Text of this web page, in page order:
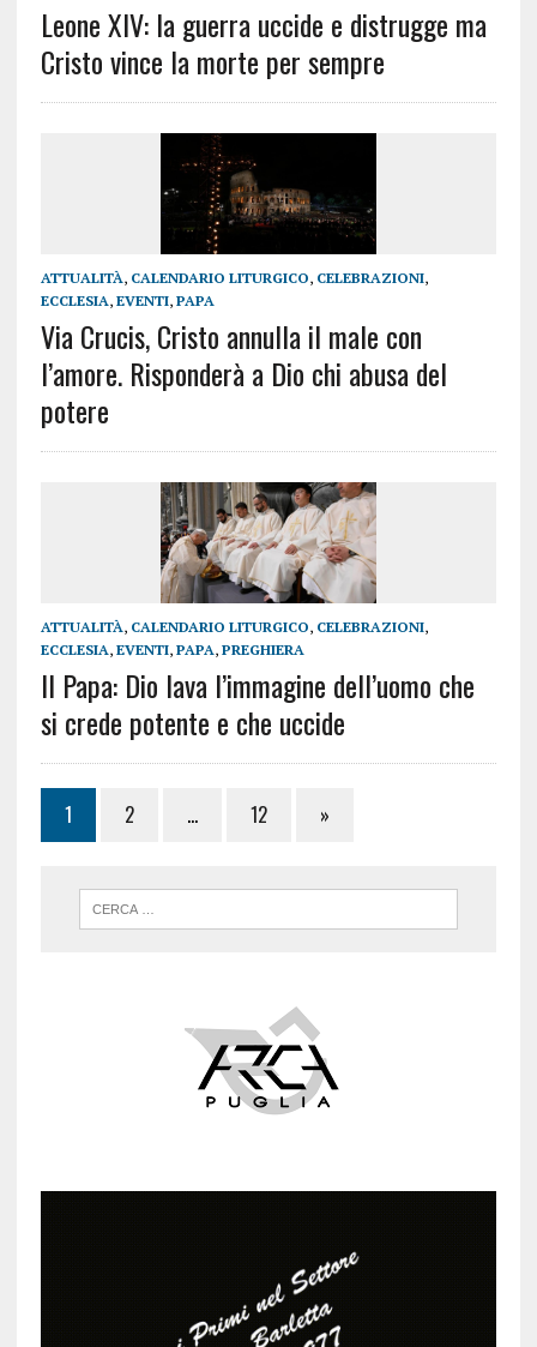
Leone XIV: la guerra uccide e distrugge ma
Cristo vince la morte per sempre
ATTUALITÀ, CALENDARIO LITURGICO, CELEBRAZIONI,
ECCLESIA, EVENTI, PAPA
Via Crucis, Cristo annulla il male con
l’amore. Risponderà a Dio chi abusa del
potere
ATTUALITÀ, CALENDARIO LITURGICO, CELEBRAZIONI,
ECCLESIA, EVENTI, PAPA, PREGHIERA
Il Papa: Dio lava l’immagine dell’uomo che
si crede potente e che uccide
1 2 … 12 »